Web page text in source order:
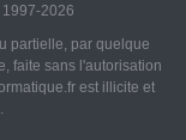
2026
partielle, par quelque
faite sans l'autorisation
est illicite et